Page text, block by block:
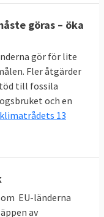
fördubblas
42,5 procent,
har i särklass
bland
. Inte heller här
göras – öka
gör för lite
Fler åtgärder
till fossila
och en
klimatrådets 13
EU-länderna
av